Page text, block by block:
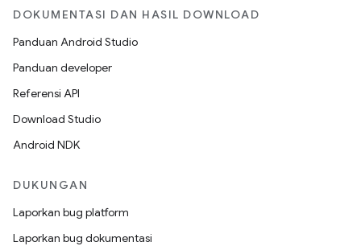
DOKUMENTASI DAN HASIL DOWNLOAD
Panduan Android Studio
Panduan developer
Referensi API
Download Studio
Android NDK
DUKUNGAN
Laporkan bug platform
Laporkan bug dokumentasi